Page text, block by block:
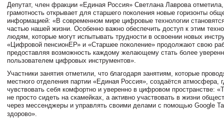
Депутат, член фракции «Единая Россия» Светлана Лаврова
грамотность открывает для старшего поколения новые горизонты
информацией: «В современном мире цифровые технологии
частью нашей жизни. Особенно важно обеспечить доступ к этим
людям, которые могут испытывать трудности в освоении новых
«Цифровой пенсионЕР» и «Старшее поколение» продолжают свою
предоставляя возможность каждому желающему стать более
пользователем цифровых инструментов».
Участники занятия отметили, что благодаря занятиям, которые
местного отделения партии «Единая Россия», создаётся атмосфера,
чувствовать себя комфортно и уверенно в цифровом пространстве:
не просто сидеть на скамейках, а активно участвовать в жизни
через мессенджеры и управлять своими делами с помощью Google
здорово».